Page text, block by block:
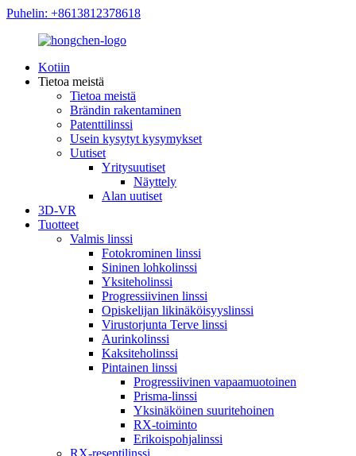
Puhelin: +8613812378618
Kotiin
Tietoa meistä
Tietoa meistä
Brändin rakentaminen
Patenttilinssi
Usein kysytyt kysymykset
Uutiset
Yritysuutiset
Näyttely
Alan uutiset
3D-VR
Tuotteet
Valmis linssi
Fotokrominen linssi
Sininen lohkolinssi
Yksiteholinssi
Progressiivinen linssi
Opiskelijan likinäköisyyslinssi
Virustorjunta Terve linssi
Aurinkolinssi
Kaksiteholinssi
Pintainen linssi
Progressiivinen vapaamuotoinen
Prisma-linssi
Yksinäköinen suuritehoinen
RX-toiminto
Erikoispohjalinssi
RX-reseptilinssi